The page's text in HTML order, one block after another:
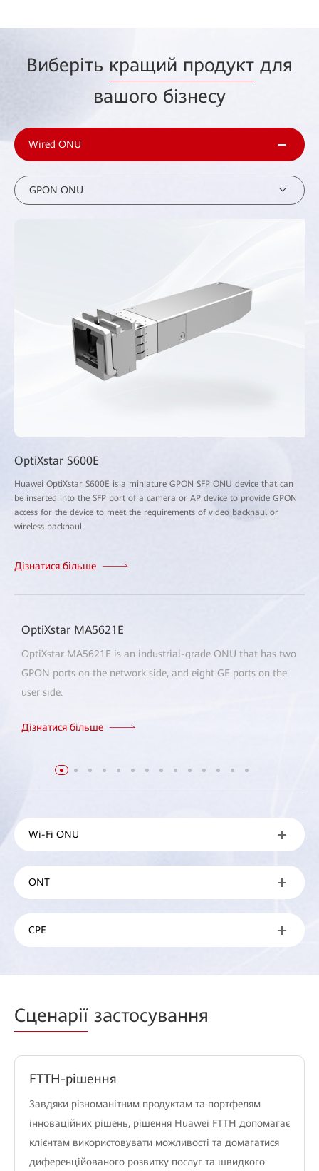
Виберіть кращий продукт для
вашого бізнесу
Wired ONU
GPON ONU
OptiXstar S600E
Huawei OptiXstar S600E is a miniature GPON SFP ONU device that can
be inserted into the SFP port of a camera or AP device to provide GPON
access for the device to meet the requirements of video backhaul or
wireless backhaul.
Дізнатися більше
OptiXstar MA5621E
OptiXstar MA5621E is an industrial-grade ONU that has two
GPON ports on the network side, and eight GE ports on the
user side.
Дізнатися більше
Wi-Fi ONU
ONT
CPE
Сценарії застосування
FTTH-рішення
Завдяки різноманітним продуктам та портфелям
інноваційних рішень, рішення Huawei FTTH допомагає
клієнтам використовувати можливості та домагатися
диференційованого розвитку послуг та швидкого